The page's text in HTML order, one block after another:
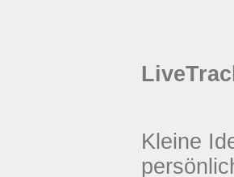
Kleine